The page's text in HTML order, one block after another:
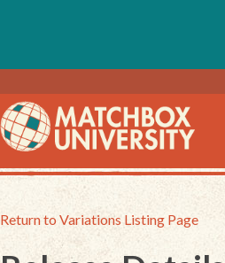
Return to Variations Listing Page